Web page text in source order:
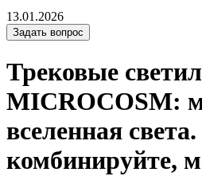
13.01.2026
Задать вопрос
Трековые
MICROCOSM:
вселенная
комбинируйте,